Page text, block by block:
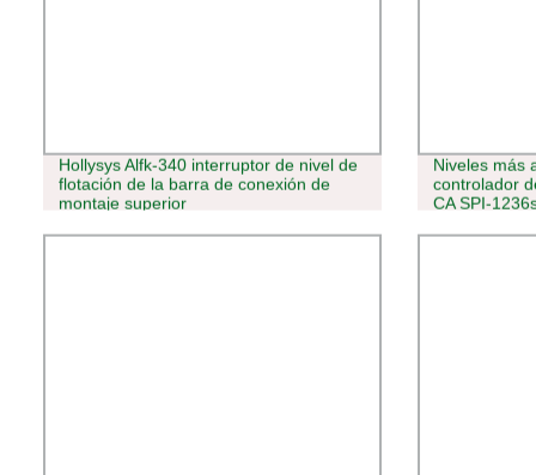
Hollysys Alfk-340 interruptor de nivel de
flotación de la barra de conexión de
montaje superior
Niveles más
controlador
CA SPI-